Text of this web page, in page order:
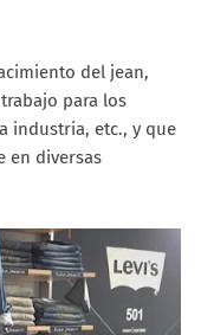
del jean,
para los
industria, etc., y que
en diversas